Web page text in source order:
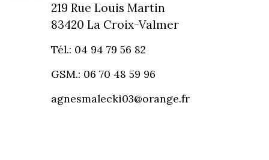
219 Rue Louis Martin
83420 La Croix-Valmer
Tél.: 04 94 79 56 82
GSM.: 06 70 48 59 96
agnesmalecki03@orange.fr